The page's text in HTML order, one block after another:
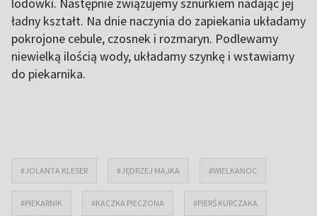
ładny kształt. Na dnie naczynia do zapiekania układamy
pokrojone cebule, czosnek i rozmaryn. Podlewamy
niewielką ilością wody, układamy szynkę i wstawiamy
do piekarnika.
#JOLANTA KLESER #JĘDRZEJ MAJKA #WIELKANOC
#PIEKARNIK #KACZKA PIECZONA #PIERŚ KURCZAKA